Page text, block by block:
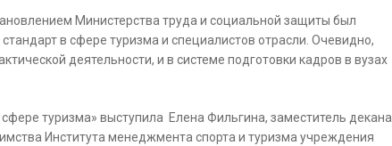
Министерства труда и социальной защиты был
в сфере туризма и специалистов отрасли. Очевидно,
деятельности, и в системе подготовки кадров в вузах
туризма» выступила Елена Фильгина, заместитель декана
Института менеджмента спорта и туризма учреждения